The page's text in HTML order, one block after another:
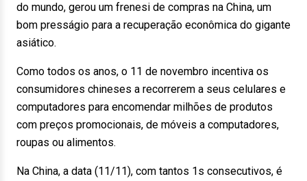
do mundo, gerou um frenesi de compras na China, um
bom presságio para a recuperação econômica do gigante
asiático.
Como todos os anos, o 11 de novembro incentiva os
consumidores chineses a recorrerem a seus celulares e
computadores para encomendar milhões de produtos
com preços promocionais, de móveis a computadores,
roupas ou alimentos.
Na China, a data (11/11), com tantos 1s consecutivos, é